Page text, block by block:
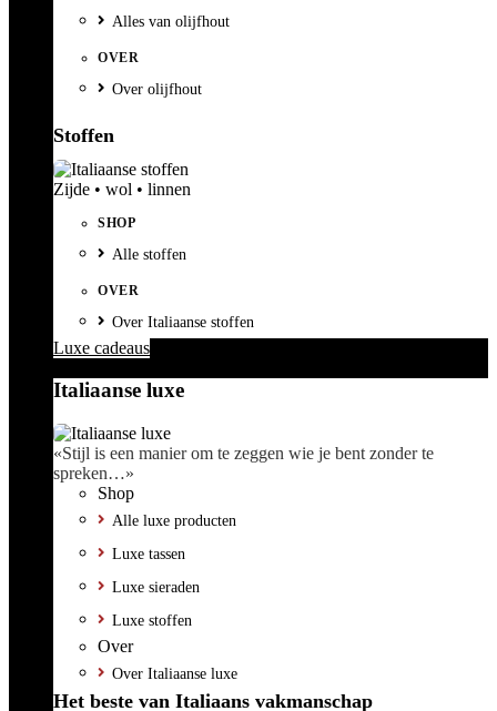
Alles van olijfhout
OVER
Over olijfhout
Stoffen
Zijde • wol • linnen
SHOP
Alle stoffen
OVER
Over Italiaanse stoffen
Luxe cadeaus
Italiaanse luxe
«Stijl is een manier om te zeggen wie je bent zonder te
spreken…»
Shop
Alle luxe producten
Luxe tassen
Luxe sieraden
Luxe stoffen
Over
Over Italiaanse luxe
Het beste van Italiaans vakmanschap